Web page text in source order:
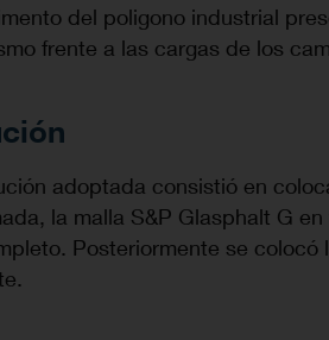
del poligono industrial
frente a las cargas de los
adoptada consistió en
la malla S&P Glasphalt G
Posteriormente se